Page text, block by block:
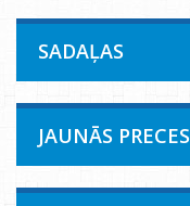
SADAĻAS
JAUNĀS PRECES